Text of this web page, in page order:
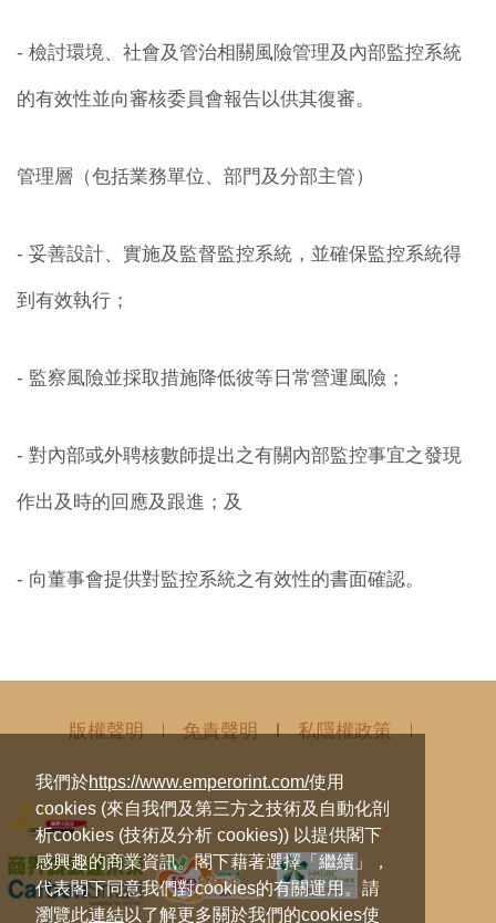
我們於https://www.emperorint.com/使用
cookies (來自我們及第三方之技術及自動化剖
析cookies (技術及分析 cookies)) 以提供閣下
感興趣的商業資訊。閣下藉著選擇「繼續」，
代表閣下同意我們對cookies的有關運用。請
瀏覽此連結以了解更多關於我們的cookies使
- 檢討環境、社會及管治相關風險管理及內部監控系統
的有效性並向審核委員會報告以供其復審。
管理層（包括業務單位、部門及分部主管）
- 妥善設計、實施及監督監控系統，並確保監控系統得
到有效執行；
- 監察風險並採取措施降低彼等日常營運風險；
- 對內部或外聘核數師提出之有關內部監控事宜之發現
作出及時的回應及跟進；及
- 向董事會提供對監控系統之有效性的書面確認。
版權聲明 免責聲明 私隱權政策